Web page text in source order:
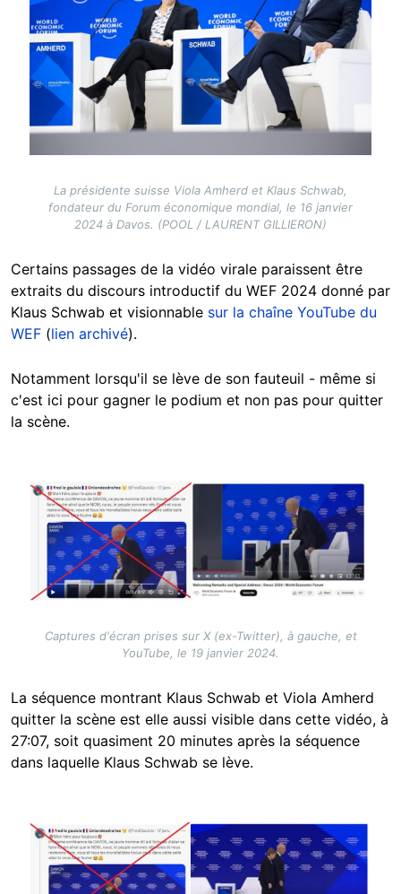
La présidente suisse Viola Amherd et Klaus Schwab,
fondateur du Forum économique mondial, le 16 janvier
2024 à Davos. (POOL / LAURENT GILLIERON)
Certains passages de la vidéo virale paraissent être
extraits du discours introductif du WEF 2024 donné par
Klaus Schwab et visionnable sur la chaîne YouTube du
WEF (lien archivé).
Notamment lorsqu'il se lève de son fauteuil - même si
c'est ici pour gagner le podium et non pas pour quitter
la scène.
Image
Captures d'écran prises sur X (ex-Twitter), à gauche, et
YouTube, le 19 janvier 2024.
La séquence montrant Klaus Schwab et Viola Amherd
quitter la scène est elle aussi visible dans cette vidéo, à
27:07, soit quasiment 20 minutes après la séquence
dans laquelle Klaus Schwab se lève.
Image